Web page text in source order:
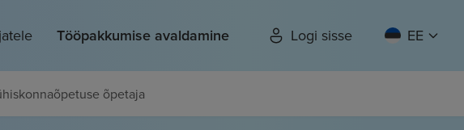
Tööpakkumise avaldamine Logi sisse EE
õpetaja